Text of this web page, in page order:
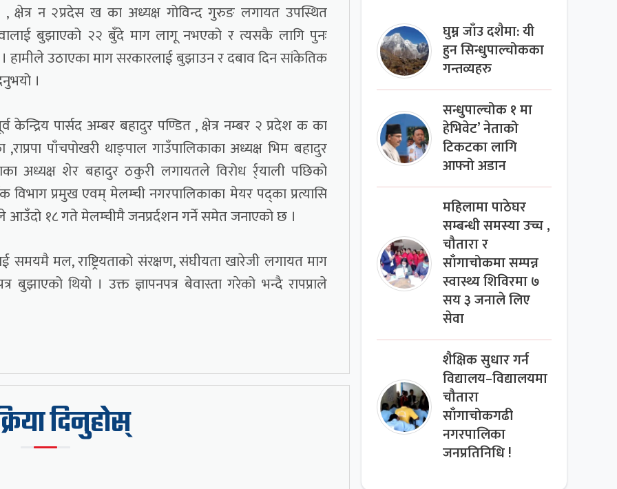
, क्षेत्र न २प्रदेस ख का अध्यक्ष गोविन्द गुरुङ लगायत उपस्थित
बुझाएको २२ बुँदे माग लागू नभएको र त्यसकै लागि पुनः
हामीले उठाएका माग सरकारलाई बुझाउन र दबाव दिन सांकेतिक
।
केन्द्रिय पार्सद अम्बर बहादुर पण्डित , क्षेत्र नम्बर २ प्रदेश क का
पाँचपोखरी थाङ्पाल गाउँपालिकाका अध्यक्ष भिम बहादुर
अध्यक्ष शेर बहादुर ठकुरी लगायतले विरोध र्र्याली पछिको
विभाग प्रमुख एवम् मेलम्ची नगरपालिकाका मेयर पद्का प्रत्यासि
आउँदो १८ गते मेलम्चीमै जनप्रर्दशन गर्ने समेत जनाएको छ ।
समयमै मल, राष्ट्रियताको संरक्षण, संघीयता खारेजी लगायत माग
बुझाएको थियो । उक्त ज्ञापनपत्र बेवास्ता गरेको भन्दै रापप्राले
दिनुहोस्
घुम्न जाँउ दशैमा: यी
हुन सिन्धुपाल्चोकका
गन्तव्यहरु
सन्धुपाल्चोक १ मा
हेभिवेट’ नेताको
टिकटका लागि
आफ्नो अडान
महिलामा पाठेघर
सम्बन्धी समस्या उच्च ,
चौतारा र
साँगाचोकमा सम्पन्न
स्वास्थ्य शिविरमा ७
सय ३ जनाले लिए
सेवा
शैक्षिक सुधार गर्न
विद्यालय–विद्यालयमा
चौतारा
साँगाचोकगढी
नगरपालिका
जनप्रतिनिधि !